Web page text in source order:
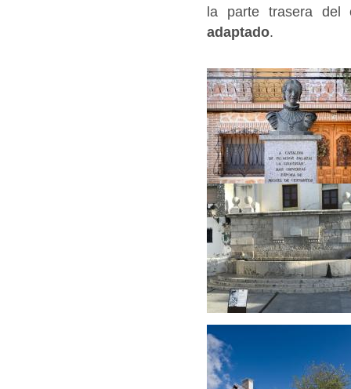
la parte trasera del
adaptado.